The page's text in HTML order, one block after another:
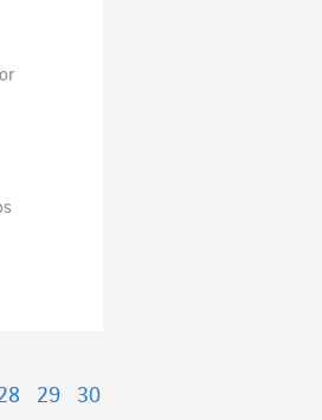
29
30